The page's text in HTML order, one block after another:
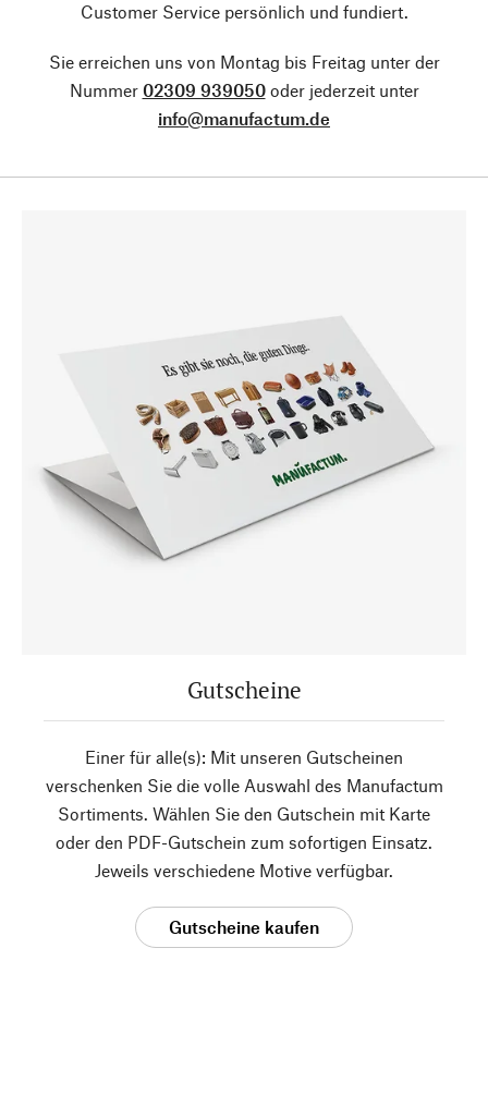
Customer Service persönlich und fundiert.
Sie erreichen uns von Montag bis Freitag unter der
Nummer 02309 939050oder jederzeit unter
info@manufactum.de
Gutscheine
Einer für alle(s): Mit unseren Gutscheinen
verschenken Sie die volle Auswahl des Manufactum
Sortiments. Wählen Sie den Gutschein mit Karte
oder den PDF-Gutschein zum sofortigen Einsatz.
Jeweils verschiedene Motive verfügbar.
Gutscheine kaufen